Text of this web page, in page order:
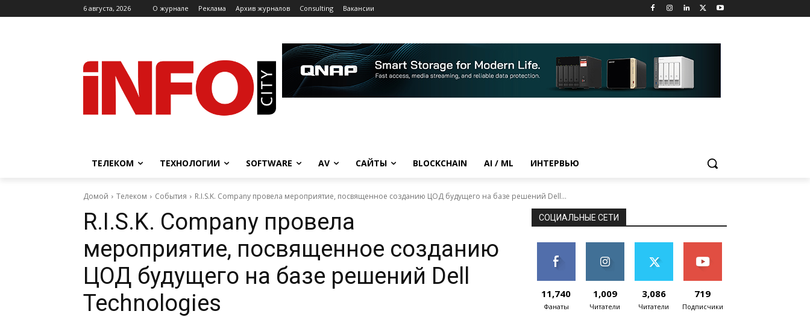
6 августа, 2026 O журнале Реклама Архив журналов Consulting Вакансии
ТЕЛЕКОМ ТЕХНОЛОГИИ SOFTWARE AV САЙТЫ BLOCKCHAIN AI / ML ИНТЕРВЬЮ
Домой Телеком События R.I.S.K. Company провела мероприятие, посвященное созданию ЦОД будущего на базе решений Dell...
R.I.S.K. Company провела
мероприятие, посвященное созданию
ЦОД будущего на базе решений Dell
Technologies
СОЦИАЛЬНЫЕ СЕТИ
11,740
Фанаты
1,009
Читатели
3,086
Читатели
719
Подписчики